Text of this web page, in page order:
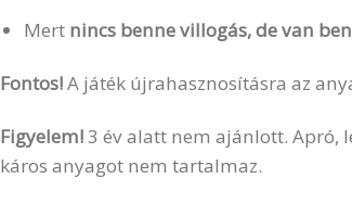
Mert nincs benne villogás, de van
Fontos!A játék újrahasznosításra az
Figyelem!3 év alatt nem ajánlott. Apró,
káros anyagot nem tartalmaz.